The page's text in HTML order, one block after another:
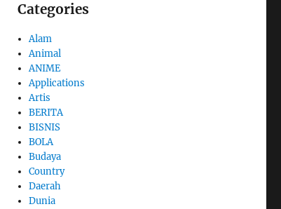
Categories
Alam
Animal
ANIME
Applications
Artis
BERITA
BISNIS
BOLA
Budaya
Country
Daerah
Dunia